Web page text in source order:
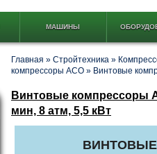
МАШИНЫ
Главная » Стройтехника »
компрессоры АСО » Винтовые
Винтовые компрессоры
мин, 8 атм, 5,5 кВт